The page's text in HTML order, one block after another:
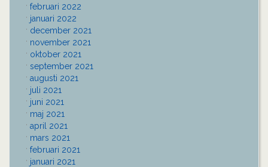
februari 2022
januari 2022
december 2021
november 2021
oktober 2021
september 2021
augusti 2021
juli 2021
juni 2021
maj 2021
april 2021
mars 2021
februari 2021
januari 2021